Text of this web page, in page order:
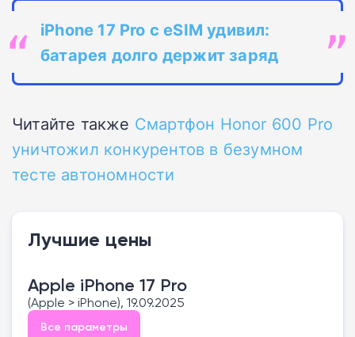
iPhone 17 Pro с eSIM удивил:
батарея долго держит заряд
Читайте также Смартфон Honor 600 Pro
уничтожил конкурентов в безумном
тесте автономности
Лучшие цены
Apple iPhone 17 Pro
(Apple > iPhone), 19.09.2025
Все параметры